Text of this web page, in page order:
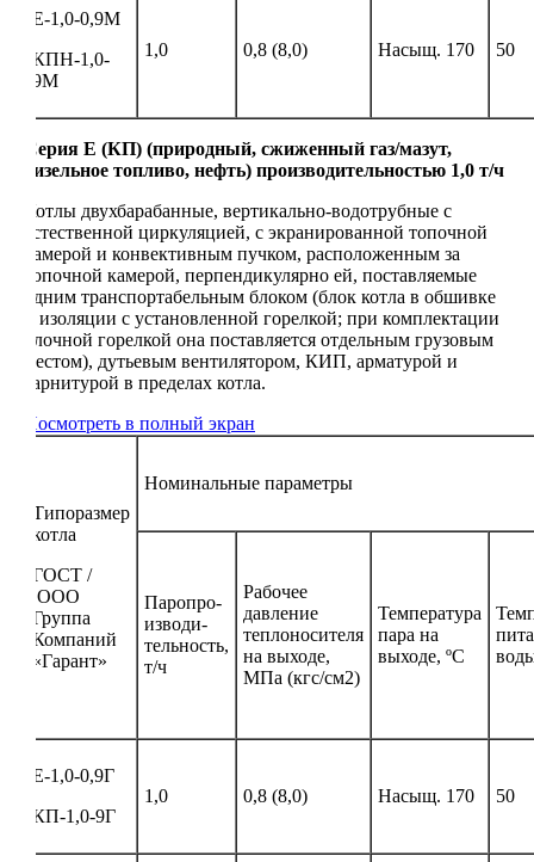
Е-1,0-0,9М
КПН-1,0-
9М
1,0 0,8 (8,0) Насыщ. 170 50
Серия Е (КП) (природный, сжиженный газ/мазут,
дизельное топливо, нефть) производительностью 1,0 т/ч
Котлы двухбарабанные, вертикально-водотрубные с
естественной циркуляцией, с экранированной топочной
камерой и конвективным пучком, расположенным за
топочной камерой, перпендикулярно ей, поставляемые
одним транспортабельным блоком (блок котла в обшивке
и изоляции с установленной горелкой; при комплектации
блочной горелкой она поставляется отдельным грузовым
местом), дутьевым вентилятором, КИП, арматурой и
гарнитурой в пределах котла.
Посмотреть в полный экран
Типоразмер
котла
ГОСТ /
ООО
Группа
Компаний
«Гарант»
Номинальные параметры
Паропро-
изводи-
тельность,
т/ч
Рабочее
давление
теплоносителя
на выходе,
МПа (кгс/см2)
Температура
пара на
выходе, ºС
Е-1,0-0,9Г
КП-1,0-9Г
1,0 0,8 (8,0) Насыщ. 170 50